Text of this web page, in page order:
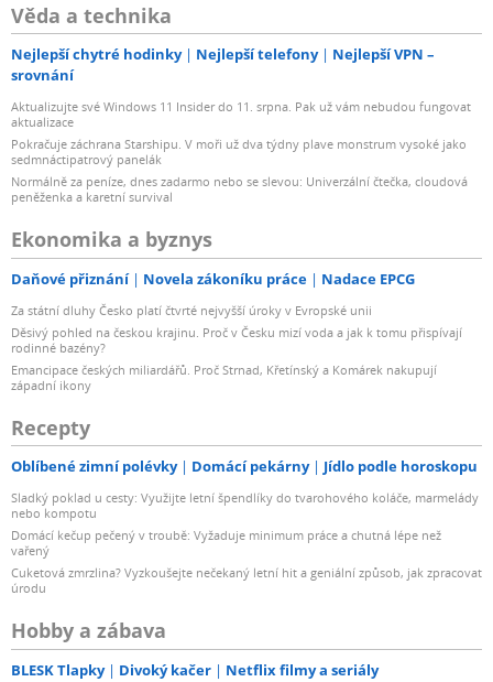
Věda a technika
Nejlepší chytré hodinky Nejlepší telefony
Nejlepší VPN –
srovnání
Aktualizujte své Windows 11 Insider do 11. srpna. Pak už vám nebudou fungovat
aktualizace
Pokračuje záchrana Starshipu. V moři už dva týdny plave monstrum vysoké jako
sedmnáctipatrový panelák
Normálně za peníze, dnes zadarmo nebo se slevou: Univerzální čtečka, cloudová
peněženka a karetní survival
Ekonomika a byznys
Daňové přiznání Novela zákoníku práce Nadace EPCG
Za státní dluhy Česko platí čtvrté nejvyšší úroky v Evropské unii
Děsivý pohled na českou krajinu. Proč v Česku mizí voda a jak k tomu přispívají
rodinné bazény?
Emancipace českých miliardářů. Proč Strnad, Křetínský a Komárek nakupují
západní ikony
Recepty
Oblíbené zimní polévky Domácí pekárny Jídlo podle horoskopu
Sladký poklad u cesty: Využijte letní špendlíky do tvarohového koláče, marmelády
nebo kompotu
Domácí kečup pečený v troubě: Vyžaduje minimum práce a chutná lépe než
vařený
Cuketová zmrzlina? Vyzkoušejte nečekaný letní hit a geniální způsob, jak zpracovat
úrodu
Hobby a zábava
BLESK Tlapky Divoký kačer Netflix filmy a seriály